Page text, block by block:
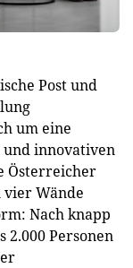
Post und
um eine
innovativen
Österreicher
Wände
Nach knapp
2.000 Personen